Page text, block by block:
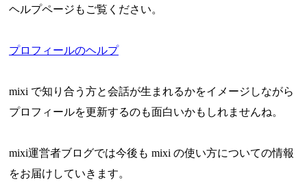
ヘルプページもご覧ください。
プロフィールのヘルプ
mixi で知り合う方と会話が生まれるかをイメージしながら
プロフィールを更新するのも面白いかもしれませんね。
mixi運営者ブログでは今後も mixi の使い方についての情報
をお届けしていきます。